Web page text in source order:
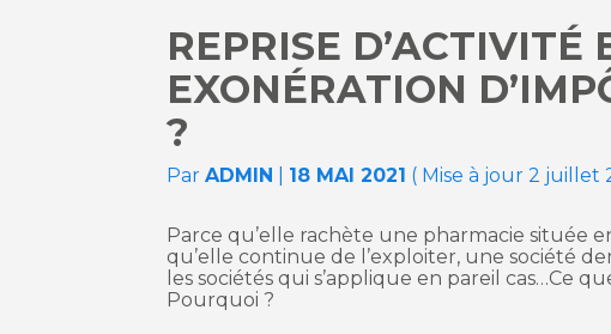
REPRISE D’ACTIVITÉ
EXONÉRATION
?
ParADMIN 18 MAI 2021 ( Mise à jour 2 juillet
Parce qu’elle rachète une pharmacie située
qu’elle continue de l’exploiter, une société
les sociétés qui s’applique en pareil cas…Ce
Pourquoi ?